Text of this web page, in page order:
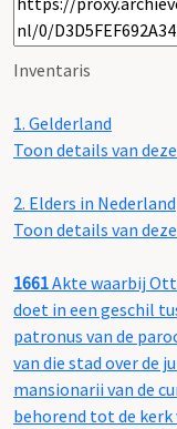
Inventaris
1. Gelderland
Toon details van
2. Elders in Nederland
Toon details van
1661Akte waarbij
doet in een geschil
patronus van de
van die stad over de
mansionarii van de
behorend tot de kerk